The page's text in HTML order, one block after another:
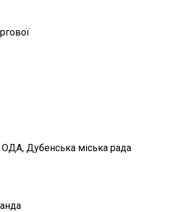
ОДА, Дубенська міська рада